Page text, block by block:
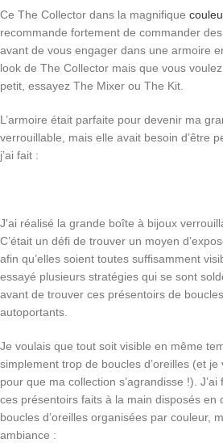
Ce The Collector dans la magnifique
recommande fortement de commander
avant de vous engager dans une armoire
look de The Collector mais que vous
petit, essayez The Mixer ou The Kit.
L’armoire était parfaite pour devenir ma
verrouillable, mais elle avait besoin d’être
j’ai fait :
J'ai réalisé la grande boîte à bijoux
C’était un défi de trouver un moyen
afin qu’elles soient toutes suffisamment
essayé plusieurs stratégies qui se sont
avant de trouver ces présentoirs de
autoportants.
Je voulais que tout soit visible en même
simplement trop de boucles d’oreilles (et
pour que ma collection s’agrandisse !).
ces présentoirs faits à la main disposés en
boucles d’oreilles organisées par couleur,
ambiance :